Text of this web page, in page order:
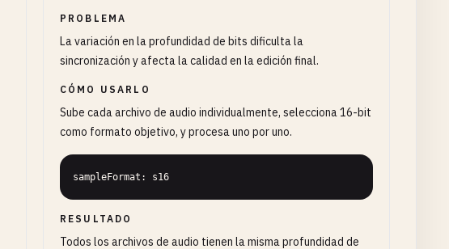
PROBLEMA
La variación en la profundidad de bits dificulta la
sincronización y afecta la calidad en la edición final.
CÓMO USARLO
Sube cada archivo de audio individualmente, selecciona 16-bit
como formato objetivo, y procesa uno por uno.
sampleFormat: s16
RESULTADO
Todos los archivos de audio tienen la misma profundidad de